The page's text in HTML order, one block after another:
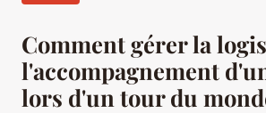
Comment gérer la
l'accompagnement
lors d'un tour du